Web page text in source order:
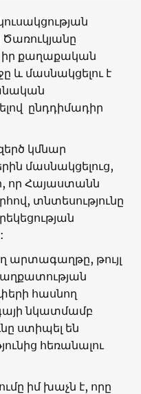
իր քաղաքական
և մասնակցելու է
ընդդիմադիր
կմնար
մասնակցելուց,
որ Հայաստանն
տնտեսությունը
արտագաղթը, թույլ
աղքատության
հասնող
նկատմամբ
ստիպել են
հեռանալու
իմ խաչն է, որը